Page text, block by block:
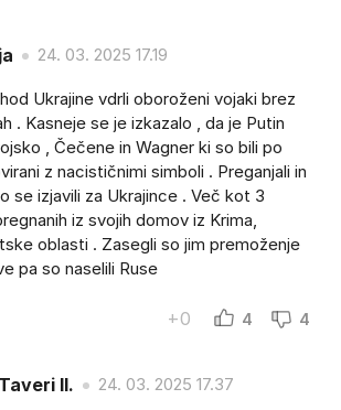
24. 03. 2025 17.19
Ukrajine vdrli oboroženi vojaki brez
. Kasneje se je izkazalo , da je Putin
, Čečene in Wagner ki so bili po
z nacističnimi simboli . Preganjali in
se izjavili za Ukrajince . Več kot 3
iz svojih domov iz Krima,
oblasti . Zasegli so jim premoženje
pa so naselili Ruse
+0 4 4
II. 24. 03. 2025 17.37